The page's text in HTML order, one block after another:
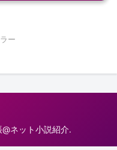
ー
ネット小説紹介.